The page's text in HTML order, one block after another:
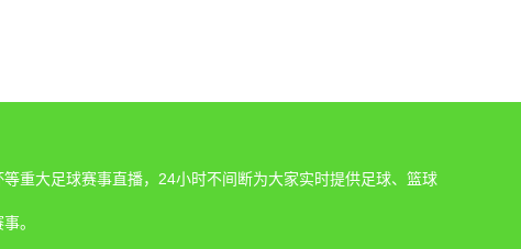
重大足球赛事直播，24小时不间断为大家实时提供足球、篮球
。